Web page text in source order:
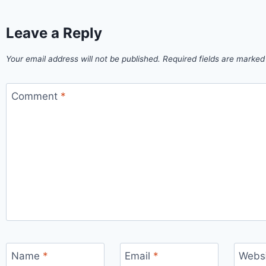
Leave a Reply
Your email address will not be published. Required fields are marked
Comment *
Name * Email *